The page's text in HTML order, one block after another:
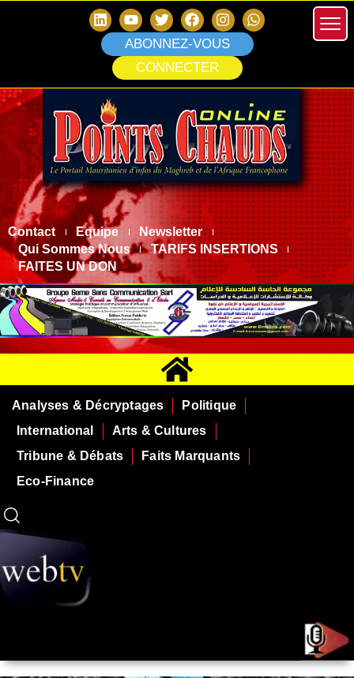
ABONNEZ-VOUS
CONNECTER
Contact Equipe
Newsletter
Qui Sommes Nous
TARIFS INSERTIONS
FAITES UN DON
Analyses & Décryptages
Politique
International
Arts & Cultures
Tribune & Débats
Faits Marquants
Eco-Finance